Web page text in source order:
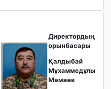
Директордың
орынбасары
Қалдыбай
Мұхаммедұлы
Мамаев